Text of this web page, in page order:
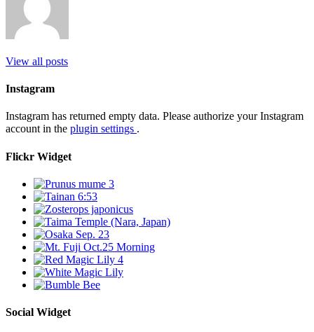
View all posts
Instagram
Instagram has returned empty data. Please authorize your Instagram
account in the plugin settings .
Flickr Widget
Social Widget